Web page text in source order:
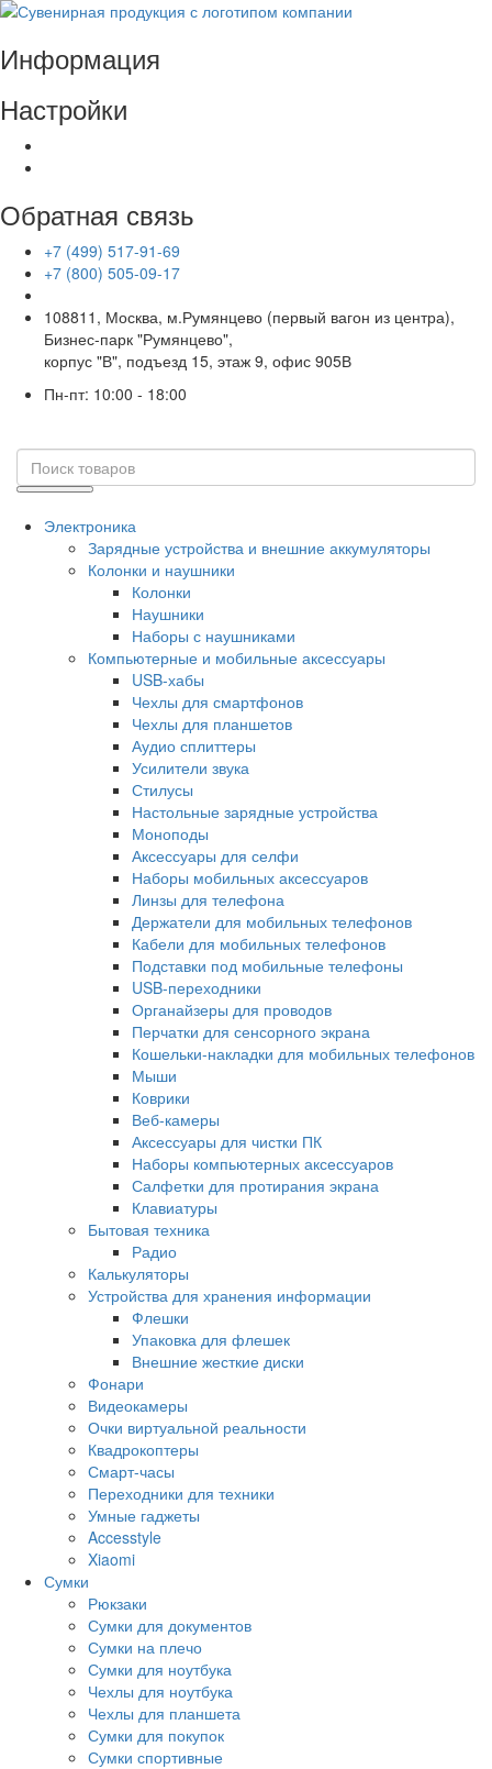
Информация
Настройки
Обратная связь
+7 (499) 517-91-69
+7 (800) 505-09-17
108811, Москва, м.Румянцево (первый вагон из центра),
Бизнес-парк "Румянцево",
корпус "В", подъезд 15, этаж 9, офис 905В
Пн-пт: 10:00 - 18:00
Электроника
Зарядные устройства и внешние аккумуляторы
Колонки и наушники
Колонки
Наушники
Наборы с наушниками
Компьютерные и мобильные аксессуары
USB-хабы
Чехлы для смартфонов
Чехлы для планшетов
Аудио сплиттеры
Усилители звука
Стилусы
Настольные зарядные устройства
Моноподы
Аксессуары для селфи
Наборы мобильных аксессуаров
Линзы для телефона
Держатели для мобильных телефонов
Кабели для мобильных телефонов
Подставки под мобильные телефоны
USB-переходники
Органайзеры для проводов
Перчатки для сенсорного экрана
Кошельки-накладки для мобильных телефонов
Мыши
Коврики
Веб-камеры
Аксессуары для чистки ПК
Наборы компьютерных аксессуаров
Салфетки для протирания экрана
Клавиатуры
Бытовая техника
Радио
Калькуляторы
Устройства для хранения информации
Флешки
Упаковка для флешек
Внешние жесткие диски
Фонари
Видеокамеры
Очки виртуальной реальности
Квадрокоптеры
Смарт-часы
Переходники для техники
Умные гаджеты
Accesstyle
Xiaomi
Сумки
Рюкзаки
Сумки для документов
Сумки на плечо
Сумки для ноутбука
Чехлы для ноутбука
Чехлы для планшета
Сумки для покупок
Сумки спортивные